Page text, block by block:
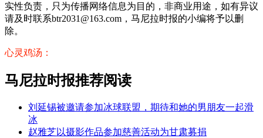
实性负责，只为传播网络信息为目的，非商业用途，如有异议
请及时联系btr2031@163.com，马尼拉时报的小编将予以删
除。
心灵鸡汤：
马尼拉时报推荐阅读
刘延锡被邀请参加冰球联盟，期待和她的男朋友一起滑
冰
赵雅芝以摄影作品参加慈善活动为甘肃募捐